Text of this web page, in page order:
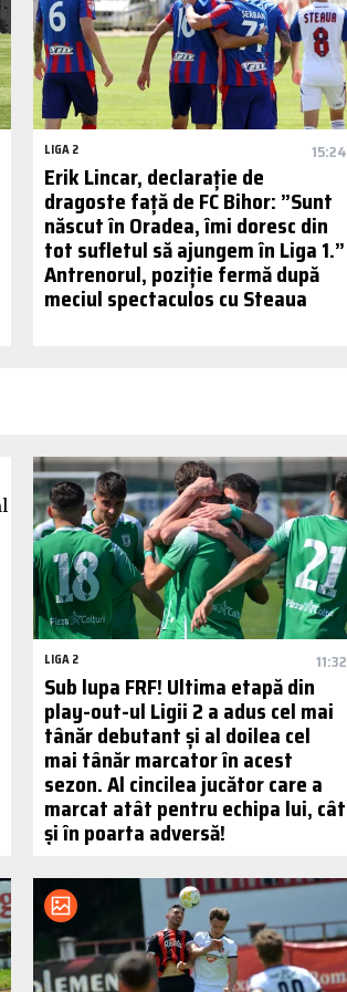
LIGA 2 15:24
Erik Lincar, declarație de
dragoste față de FC Bihor: ”Sunt
născut în Oradea, îmi doresc din
tot sufletul să ajungem în Liga 1.”
Antrenorul, poziție fermă după
meciul spectaculos cu Steaua
LIGA 2 11:32
Sub lupa FRF! Ultima etapă din
play-out-ul Ligii 2 a adus cel mai
tânăr debutant și al doilea cel
mai tânăr marcator în acest
sezon. Al cincilea jucător care a
marcat atât pentru echipa lui, cât
și în poarta adversă!